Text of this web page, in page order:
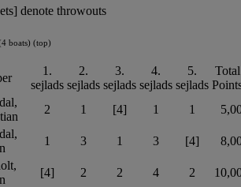
denote throwouts
boats) (top)
1.
sejlads
2.
sejlads
3.
sejlads
4.
sejlads
5.
sejlads
Total
2 1 [4] 1 1
1 3 1 3 [4]
[4] 2 2 4 2